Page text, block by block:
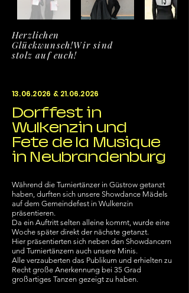
Herzlichen
Glückwunsch!Wir sind
stolz auf euch!
13.06.2026 & 21.06.2026
Dorffest in
Wulkenzin und
Fete de la Musique
in Neubrandenburg
Während die Turniertänzer in Güstrow getanzt
haben, durften sich unsere Showdance Mädels
auf dem Gemeindefest in Wulkenzin
präsentieren.
Da ein Auftritt selten alleine kommt, wurde eine
Woche später direkt der nächste getanzt.
Hier präsentierten sich neben den Showdancern
und Turniertänzern auch unsere Minis.
Alle verzauberten das Publikum und erhielten zu
Recht große Anerkennung bei 35 Grad
großartiges Tanzen gezeigt zu haben.